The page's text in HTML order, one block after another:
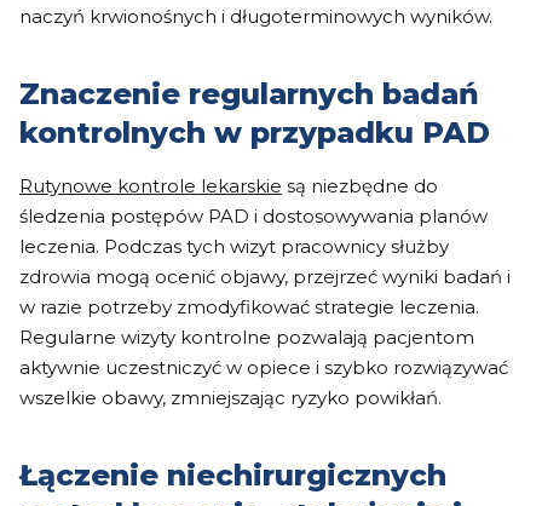
naczyń krwionośnych i długoterminowych wyników.
Znaczenie regularnych badań
kontrolnych w przypadku PAD
Rutynowe kontrole lekarskie są niezbędne do
śledzenia postępów PAD i dostosowywania planów
leczenia. Podczas tych wizyt pracownicy służby
zdrowia mogą ocenić objawy, przejrzeć wyniki badań i
w razie potrzeby zmodyfikować strategie leczenia.
Regularne wizyty kontrolne pozwalają pacjentom
aktywnie uczestniczyć w opiece i szybko rozwiązywać
wszelkie obawy, zmniejszając ryzyko powikłań.
Łączenie niechirurgicznych